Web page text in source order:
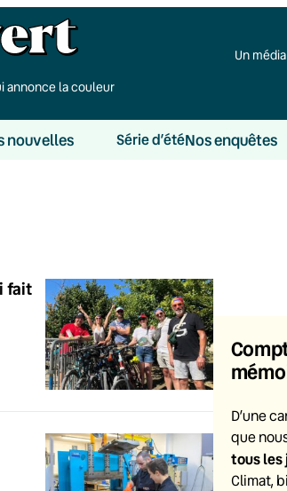
annonce la couleur
Un
nouvelles Série d’étéNos enquêtes
fait
D’une
que
tous les
Climat,